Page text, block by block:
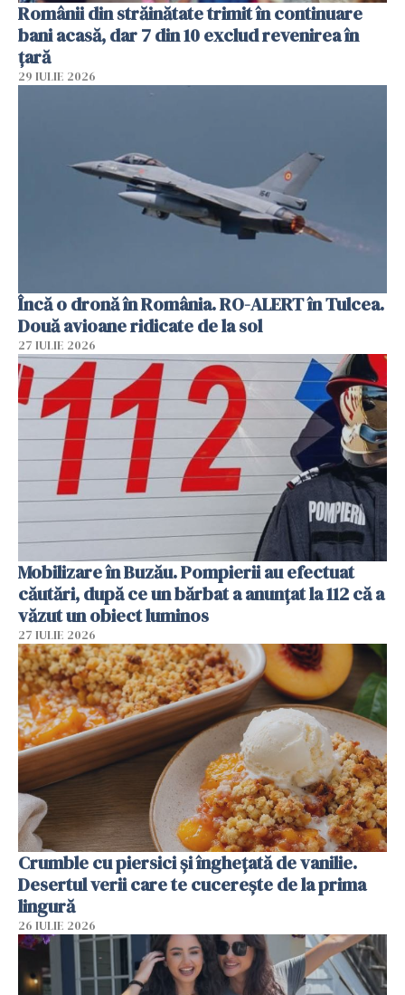
Românii din străinătate trimit în continuare
bani acasă, dar 7 din 10 exclud revenirea în
țară
29 IULIE 2026
Încă o dronă în România. RO-ALERT în Tulcea.
Două avioane ridicate de la sol
27 IULIE 2026
Mobilizare în Buzău. Pompierii au efectuat
căutări, după ce un bărbat a anunțat la 112 că a
văzut un obiect luminos
27 IULIE 2026
Crumble cu piersici și înghețată de vanilie.
Desertul verii care te cucerește de la prima
lingură
26 IULIE 2026